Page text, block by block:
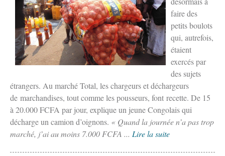
faire des
petits boulots
qui, autrefois,
étaient
exercés par
des sujets
étrangers. Au marché Total, les chargeurs et déchargeurs
de marchandises, tout comme les pousseurs, font recette. De 15
à 20.000 FCFA par jour, explique un jeune Congolais qui
décharge un camion d’oignons. « Quand la journée n’a pas trop
marché, j’ai au moins 7.000 FCFA ... Lire la suite